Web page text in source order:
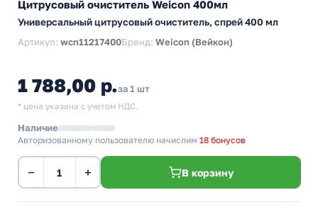
Цитрусовый очиститель Weicon 400мл
Универсальный цитрусовый очиститель, спрей 400 мл
Артикул: wcn11217400Бренд: Weicon (Вейкон)
1 788,00 р.за 1 шт
* цена указана с учетом НДС.
Наличие
Авторизованному пользователю начислим 18 бонусов
− + В корзину